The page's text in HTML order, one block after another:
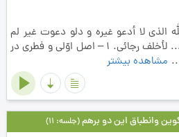
الذي لا أدعو غيره و دلو دعوت غير لم
يستجب لي دعائي و الحمدلله... لأخلف رجائي. 1 – اصل اوّلي و فطري در
مشاهده بیشتر
وانطباق این دو برهم(جلسه: 11)